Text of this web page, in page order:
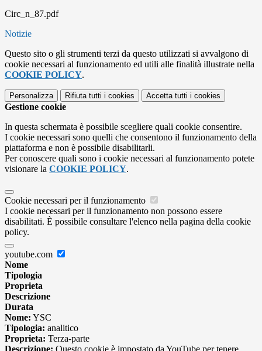
Circ_n_87.pdf
Notizie
Questo sito o gli strumenti terzi da questo utilizzati si avvalgono di
cookie necessari al funzionamento ed utili alle finalità illustrate nella
COOKIE POLICY.
Personalizza Rifiuta tutti i cookies Accetta tutti i cookies
Gestione cookie
In questa schermata è possibile scegliere quali cookie consentire.
I cookie necessari sono quelli che consentono il funzionamento della
piattaforma e non è possibile disabilitarli.
Per conoscere quali sono i cookie necessari al funzionamento potete
visionare la COOKIE POLICY.
Cookie necessari per il funzionamento
I cookie necessari per il funzionamento non possono essere
disabilitati. È possibile consultare l'elenco nella pagina della cookie
policy.
youtube.com
Nome
Tipologia
Proprieta
Descrizione
Durata
Nome: YSC
Tipologia: analitico
Proprieta: Terza-parte